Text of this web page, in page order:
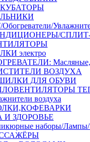
электро
ВОЗДУХА
ДЛЯ ОБУВИ
воздуха
И ЗДОРОВЬЕ
наборы/Лампы/